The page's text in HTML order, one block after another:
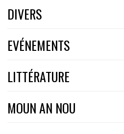
DIVERS
EVÉNEMENTS
LITTÉRATURE
MOUN AN NOU